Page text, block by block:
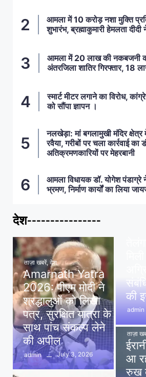
आमला में 10 करोड़ नशा मुक्ति
शुभारंभ, ब्रह्माकुमारी हेमलता
आमला में 20 लाख की नकबजनी
अंतरजिला शातिर गिरफ्तार, 18
स्मार्ट मीटर लगाने का विरोध,
को सौंपा ज्ञापन ।
नलखेड़ा: मां बगलामुखी मंदिर क्षेत्र
रवैया, गरीबों पर चला कार्रवाई का
अतिक्रमणकारियों पर मेहरबानी
आमला विधायक डॉ. योगेश पंडाग्रे
भ्रमण, निर्माण कार्यों का लिया
देश----------------
ताज़ा खबरें, देश
Amarnath Yatra
2026: पीएम मोदी ने
श्रद्धालुओं को लिखा
पत्र, सुरक्षित यात्रा के
साथ पांच संकल्प लेने
की अपील
admin July 3, 2026
की
admin
ताज़ा
आ
रुख